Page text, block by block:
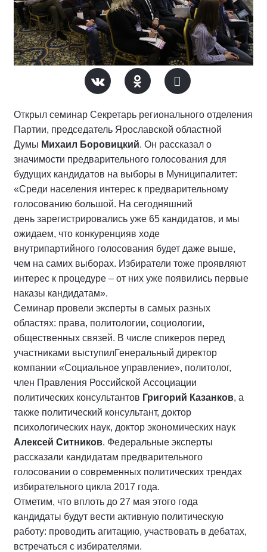
Открыл семинар Секретарь регионального отделения
Партии, председатель Ярославской областной
Думы Михаил Боровицкий. Он рассказал о
значимости предварительного голосования для
будущих кандидатов на выборы в Муниципалитет:
«Среди населения интерес к предварительному
голосованию большой. На сегодняшний
день зарегистрировались уже 65 кандидатов, и мы
ожидаем, что конкуренцияв ходе
внутрипартийного голосования будет даже выше,
чем на самих выборах. Избиратели тоже проявляют
интерес к процедуре – от них уже появились первые
наказы кандидатам».
Семинар провели эксперты в самых разных
областях: права, политологии, социологии,
общественных связей. В числе спикеров перед
участниками выступилГенеральный директор
компании «Социальное управление», политолог,
член Правления Российской Ассоциации
политических консультантов Григорий Казанков, а
также политический консультант, доктор
психологических наук, доктор экономических наук
Алексей Ситников. Федеральные эксперты
рассказали кандидатам предварительного
голосовании о современных политических трендах
избирательного цикла 2017 года.
Отметим, что вплоть до 27 мая этого года
кандидаты будут вести активную политическую
работу: проводить агитацию, участвовать в дебатах,
встречаться с избирателями.